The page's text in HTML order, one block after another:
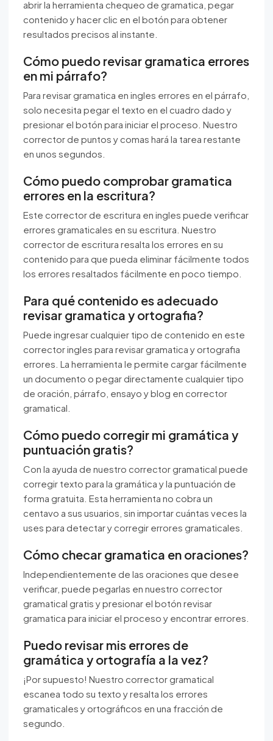
abrir la herramienta chequeo de gramatica, pegar
contenido y hacer clic en el botón para obtener
resultados precisos al instante.
Cómo puedo revisar gramatica errores
en mi párrafo?
Para revisar gramatica en ingles errores en el párrafo,
solo necesita pegar el texto en el cuadro dado y
presionar el botón para iniciar el proceso. Nuestro
corrector de puntos y comas hará la tarea restante
en unos segundos.
Cómo puedo comprobar gramatica
errores en la escritura?
Este corrector de escritura en ingles puede verificar
errores gramaticales en su escritura. Nuestro
corrector de escritura resalta los errores en su
contenido para que pueda eliminar fácilmente todos
los errores resaltados fácilmente en poco tiempo.
Para qué contenido es adecuado
revisar gramatica y ortografia?
Puede ingresar cualquier tipo de contenido en este
corrector ingles para revisar gramatica y ortografia
errores. La herramienta le permite cargar fácilmente
un documento o pegar directamente cualquier tipo
de oración, párrafo, ensayo y blog en corrector
gramatical.
Cómo puedo corregir mi gramática y
puntuación gratis?
Con la ayuda de nuestro corrector gramatical puede
corregir texto para la gramática y la puntuación de
forma gratuita. Esta herramienta no cobra un
centavo a sus usuarios, sin importar cuántas veces la
uses para detectar y corregir errores gramaticales.
Cómo checar gramatica en oraciones?
Independientemente de las oraciones que desee
verificar, puede pegarlas en nuestro corrector
gramatical gratis y presionar el botón revisar
gramatica para iniciar el proceso y encontrar errores.
Puedo revisar mis errores de
gramática y ortografía a la vez?
¡Por supuesto! Nuestro corrector gramatical
escanea todo su texto y resalta los errores
gramaticales y ortográficos en una fracción de
segundo.